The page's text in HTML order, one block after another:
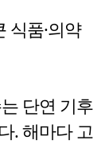
식품·의약
단연 기후
. 해마다 고